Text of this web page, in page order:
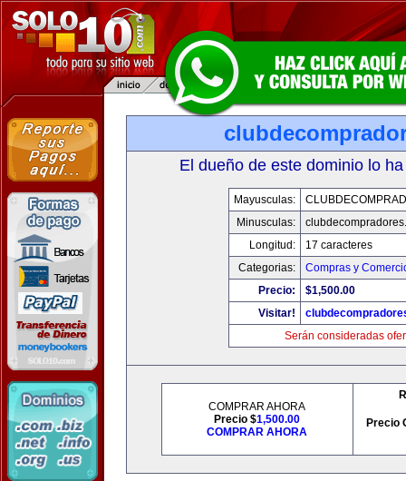
El dueño de este dominio lo
Mayusculas:
Minusculas:
Longitud:
17 caracteres
Categorias:
Compras y
Precio:
$1,500.00
Visitar!
Serán consideradas
COMPRAR AHORA
Precio $1,500.00
COMPRAR AHORA
Precio